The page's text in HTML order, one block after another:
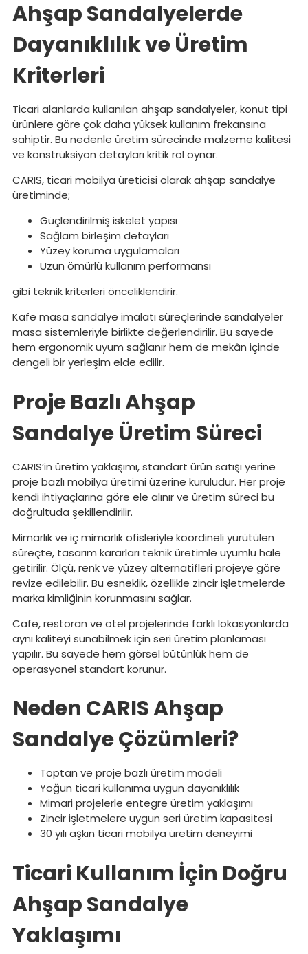
Ahşap Sandalyelerde
Dayanıklılık ve Üretim
Kriterleri
Ticari alanlarda kullanılan ahşap sandalyeler, konut tipi
ürünlere göre çok daha yüksek kullanım frekansına
sahiptir. Bu nedenle üretim sürecinde malzeme kalitesi
ve konstrüksiyon detayları kritik rol oynar.
CARIS, ticari mobilya üreticisi olarak ahşap sandalye
üretiminde;
Güçlendirilmiş iskelet yapısı
Sağlam birleşim detayları
Yüzey koruma uygulamaları
Uzun ömürlü kullanım performansı
gibi teknik kriterleri önceliklendirir.
Kafe masa sandalye imalatı süreçlerinde sandalyeler
masa sistemleriyle birlikte değerlendirilir. Bu sayede
hem ergonomik uyum sağlanır hem de mekân içinde
dengeli bir yerleşim elde edilir.
Proje Bazlı Ahşap
Sandalye Üretim Süreci
CARIS’in üretim yaklaşımı, standart ürün satışı yerine
proje bazlı mobilya üretimi üzerine kuruludur. Her proje
kendi ihtiyaçlarına göre ele alınır ve üretim süreci bu
doğrultuda şekillendirilir.
Mimarlık ve iç mimarlık ofisleriyle koordineli yürütülen
süreçte, tasarım kararları teknik üretimle uyumlu hale
getirilir. Ölçü, renk ve yüzey alternatifleri projeye göre
revize edilebilir. Bu esneklik, özellikle zincir işletmelerde
marka kimliğinin korunmasını sağlar.
Cafe, restoran ve otel projelerinde farklı lokasyonlarda
aynı kaliteyi sunabilmek için seri üretim planlaması
yapılır. Bu sayede hem görsel bütünlük hem de
operasyonel standart korunur.
Neden CARIS Ahşap
Sandalye Çözümleri?
Toptan ve proje bazlı üretim modeli
Yoğun ticari kullanıma uygun dayanıklılık
Mimari projelerle entegre üretim yaklaşımı
Zincir işletmelere uygun seri üretim kapasitesi
30 yılı aşkın ticari mobilya üretim deneyimi
Ticari Kullanım İçin Doğru
Ahşap Sandalye
Yaklaşımı